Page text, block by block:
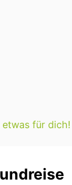
etwas für dich!